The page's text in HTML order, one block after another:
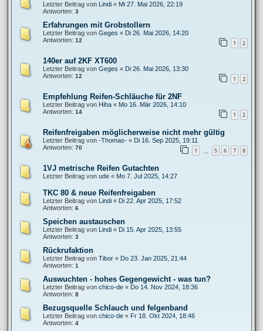
Letzter Beitrag von Lindi « Mi 27. Mai 2026, 22:19
Antworten: 3
Erfahrungen mit Grobstollern
Letzter Beitrag von Geges « Di 26. Mai 2026, 14:20
Antworten: 12 1 2
140er auf 2KF XT600
Letzter Beitrag von Geges « Di 26. Mai 2026, 13:30
Antworten: 12 1 2
Empfehlung Reifen-Schläuche für 2NF
Letzter Beitrag von Hiha « Mo 16. Mär 2026, 14:10
Antworten: 14 1 2
Reifenfreigaben möglicherweise nicht mehr gültig
Letzter Beitrag von -Thomas- « Di 16. Sep 2025, 19:11
Antworten: 70 1 5 6 7 8
1VJ metrische Reifen Gutachten
Letzter Beitrag von ude « Mo 7. Jul 2025, 14:27
TKC 80 & neue Reifenfreigaben
Letzter Beitrag von Lindi « Di 22. Apr 2025, 17:52
Antworten: 6
Speichen austauschen
Letzter Beitrag von Lindi « Di 15. Apr 2025, 13:55
Antworten: 3
Rückrufaktion
Letzter Beitrag von Tibor « Do 23. Jan 2025, 21:44
Antworten: 1
Auswuchten - hohes Gegengewicht - was tun?
Letzter Beitrag von chico-de « Do 14. Nov 2024, 18:36
Antworten: 8
Bezugsquelle Schlauch und felgenband
Letzter Beitrag von chico-de « Fr 18. Okt 2024, 18:46
Antworten: 4